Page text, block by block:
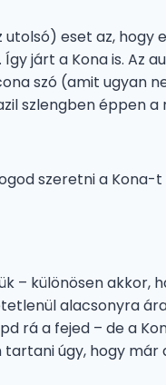
utolsó) eset az, hogy
járt a Kona is. Az
szó (amit ugyan
szlengben éppen a
szeretni a Kona-
– különösen akkor,
alacsonyra
rá a fejed – de a
úgy, hogy már